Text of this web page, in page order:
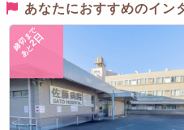
あなたにおすすめのイン
締切まで
あと
2日